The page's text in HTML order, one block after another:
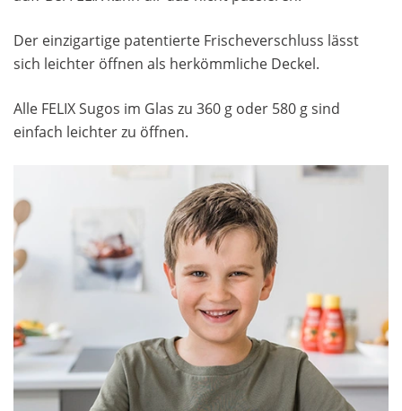
Der einzigartige patentierte Frischeverschluss lässt
sich leichter öffnen als herkömmliche Deckel.
Alle FELIX Sugos im Glas zu 360 g oder 580 g sind
einfach leichter zu öffnen.